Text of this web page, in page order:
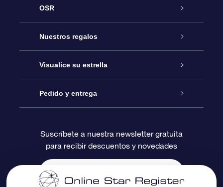
OSR
Atención
Contáctanos
Blog
Reseñas
Nuestros regalos
Regalo Estrella Online
Paquete de Regalo OSR
Tarjeta de Regalo OSR
Regalos empresariales
Visualice su estrella
Registro estelar
Página de Estrella Personalizada
Un Millón de Estrellas
Pedido y entrega
Información de Pago
Información de Envío
Suscríbete a nuestra newsletter gratuita
para recibir descuentos y novedades